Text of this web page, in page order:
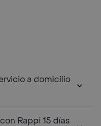
a domicilio
Rappi 15 días